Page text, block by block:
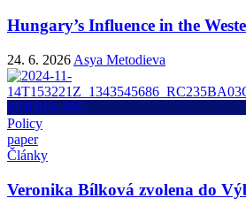
Hungary’s Influence in the
24. 6. 2026 Asya Metodieva
Policy
paper
Články
Veronika Bílková zvolena do